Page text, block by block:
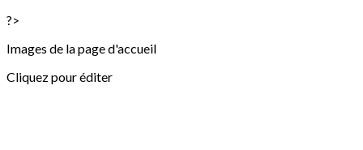
?>
Images de la page d'accueil
Cliquez pour éditer